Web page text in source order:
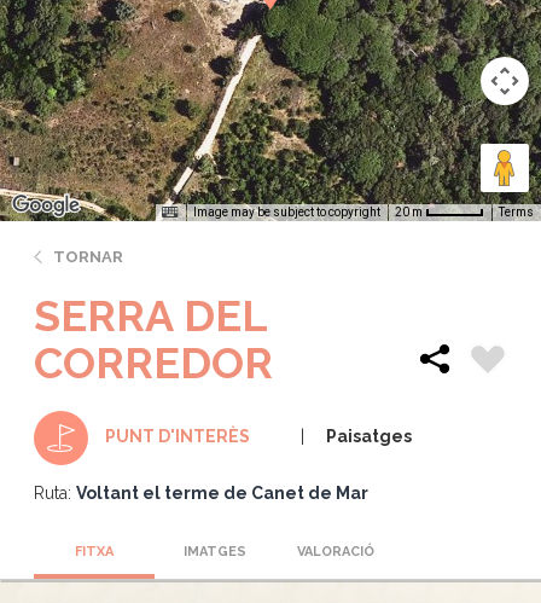
Image may be subject to copyright 20 m Terms
TORNAR
SERRA DEL
CORREDOR
PUNT D'INTERÈS Paisatges
Ruta: Voltant el terme de Canet de Mar
FITXA IMATGES VALORACIÓ